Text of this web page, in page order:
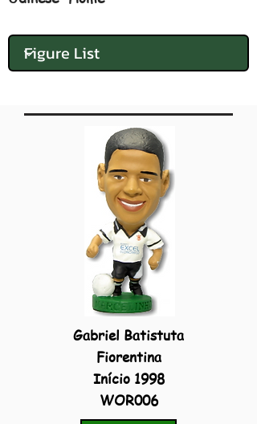
Gabriel Batistuta
Fiorentina
Início 1998
WOR006